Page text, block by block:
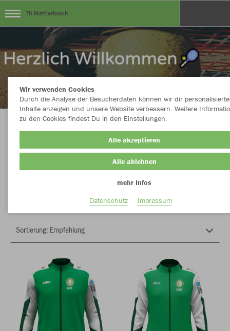
TK Mattlerbusch
Herzlich Willkommen im Teamshop TK
Mattlerbusch
Wir verwenden Cookies
Durch die Analyse der Besucherdaten können wir dir personalisierte
Inhalte anzeigen und unsere Website verbessern. Weitere
zu den Cookies findest Du in den Einstellungen.
Alle akzeptieren
Alle ablehnen
mehr Infos
Datenschutz
Impressum